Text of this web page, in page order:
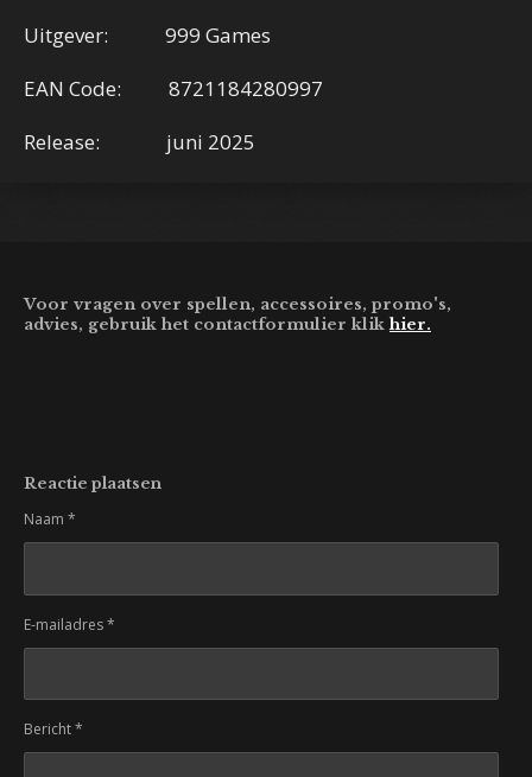
Uitgever: 999 Games
EAN Code: 8721184280997
Release: juni 2025
Voor vragen over spellen, accessoires, promo's,
advies, gebruik het contactformulier klikhier.
Reactie plaatsen
Naam *
E-mailadres *
Bericht *